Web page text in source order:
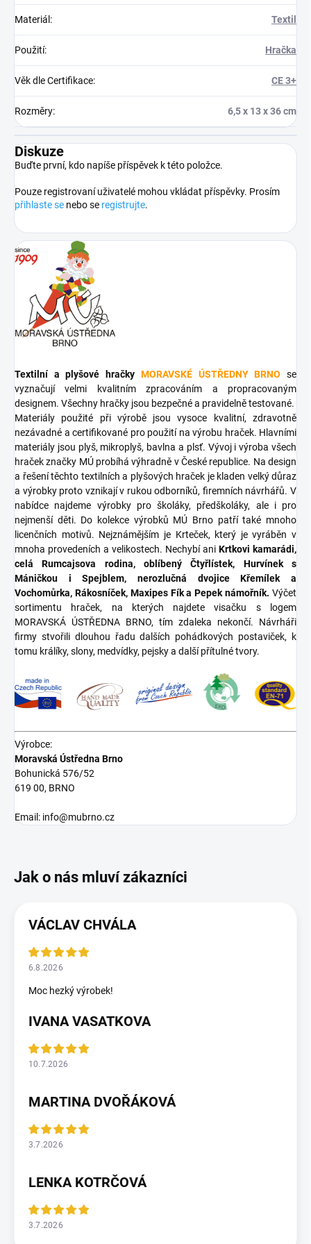
Materiál : Textil
Použití: Hračka
Věk dle Certifikace: CE 3+
Rozměry: 6,5 x 13 x 36 cm
Diskuze
Buďte první, kdo napíše příspěvek k této položce.
Pouze registrovaní uživatelé mohou vkládat příspěvky. Prosím
přihlaste se nebo se registrujte.
Textilní a plyšové hračky MORAVSKÉ ÚSTŘEDNY BRNO se
vyznačují velmi kvalitním zpracováním a propracovaným
designem. Všechny hračky jsou bezpečné a pravidelně testované.
Materiály použité při výrobě jsou vysoce kvalitní, zdravotně
nezávadné a certifikované pro použití na výrobu hraček. Hlavními
materiály jsou plyš, mikroplyš, bavlna a plsť. Vývoj i výroba všech
hraček značky MÚ probíhá výhradně v České republice. Na design
a řešení těchto textilních a plyšových hraček je kladen velký důraz
a výrobky proto vznikají v rukou odborníků, firemních návrhářů. V
nabídce najdeme výrobky pro školáky, předškoláky, ale i pro
nejmenší děti. Do kolekce výrobků MÚ Brno patří také mnoho
licenčních motivů. Nejznámějším je Krteček, který je vyráběn v
mnoha provedeních a velikostech. Nechybí ani Krtkovi kamarádi,
celá Rumcajsova rodina, oblíbený Čtyřlístek, Hurvínek s
Máničkou i Spejblem, nerozlučná dvojice Křemílek a
Vochomůrka, Rákosníček, Maxipes Fík a Pepek námořník. Výčet
sortimentu hraček, na kterých najdete visačku s logem
MORAVSKÁ ÚSTŘEDNA BRNO, tím zdaleka nekončí. Návrháři
firmy stvořili dlouhou řadu dalších pohádkových postaviček, k
tomu králíky, slony, medvídky, pejsky a další přítulné tvory.
Výrobce:
Moravská Ústředna Brno
Bohunická 576/52
619 00, BRNO
Email: info@mubrno.cz
VÁCLAV CHVÁLA
6.8.2026
Moc hezký výrobek!
IVANA VASATKOVA
10.7.2026
MARTINA DVOŘÁKOVÁ
3.7.2026
LENKA KOTRČOVÁ
3.7.2026